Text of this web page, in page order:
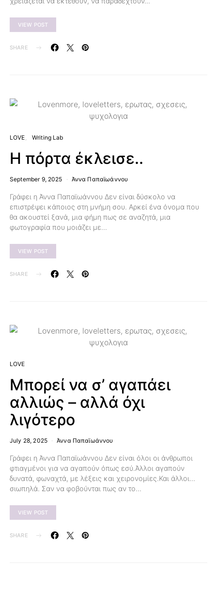
VIEW POST
SHARE
LOVE Writing Lab
Η πόρτα έκλεισε..
September 9, 2025 Άννα Παπαϊωάννου
Γράφει η Άννα Παπαϊωάννου Δεν είναι δύσκολο να
επιστρέψει κάποιος στη μνήμη σου. Αρκεί ένα όνομα που
θα ακουστεί ξανά, μια φήμη πως σε αναζητά, μια
φωτογραφία που μοιάζει με…
VIEW POST
SHARE
LOVE
Μπορεί να σ’ αγαπάει
αλλιώς – αλλά όχι
λιγότερο
July 28, 2025 Άννα Παπαϊωάννου
Γράφει η Άννα Παπαϊωάννου Δεν είναι όλοι οι άνθρωποι
φτιαγμένοι για να αγαπούν όπως εσύ.Άλλοι αγαπούν
δυνατά, φωναχτά, με λέξεις και χειρονομίες.Και άλλοι…
σιωπηλά. Σαν να φοβούνται πως αν το…
VIEW POST
SHARE